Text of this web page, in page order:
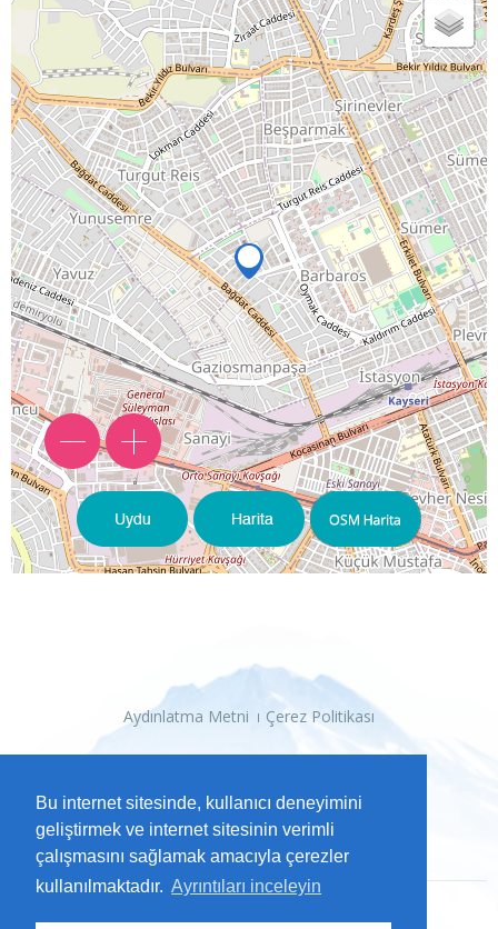
Bu internet sitesinde, kullanıcı deneyimini
geliştirmek ve internet sitesinin verimli
çalışmasını sağlamak amacıyla çerezler
kullanılmaktadır. Ayrıntıları inceleyin
Aydınlatma Metni Çerez Politikası